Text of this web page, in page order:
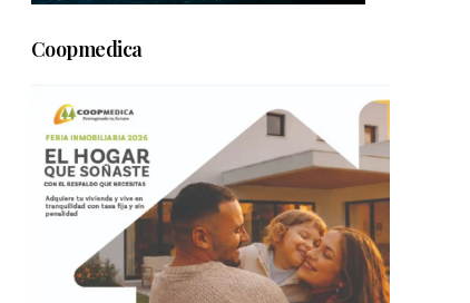
Coopmedica